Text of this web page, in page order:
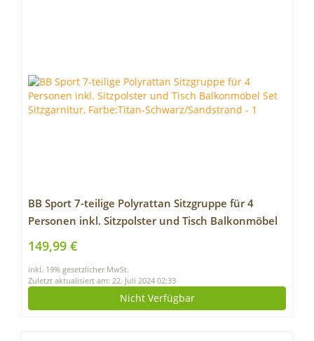
BB Sport 7-teilige Polyrattan Sitzgruppe für 4
Personen inkl. Sitzpolster und Tisch Balkonmöbel
Set Sitzgarnitur, Farbe:Titan-Schwarz/Sandstrand
149,99 €
inkl. 19% gesetzlicher MwSt.
Zuletzt aktualisiert am: 22. Juli 2024 02:33
Nicht Verfügbar